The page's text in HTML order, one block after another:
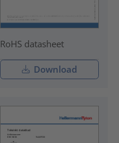
RoHS datasheet
Download